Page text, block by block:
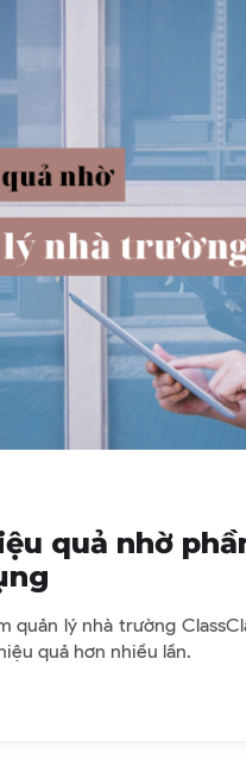
quả nhờ
quản lý nhà trường
quả hơn nhiều lần.